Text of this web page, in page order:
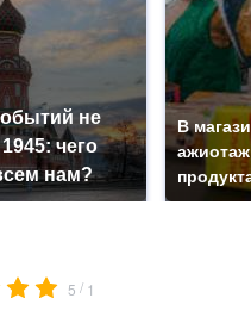
не
чего
нам?
В
ажиотаж
5 / 1